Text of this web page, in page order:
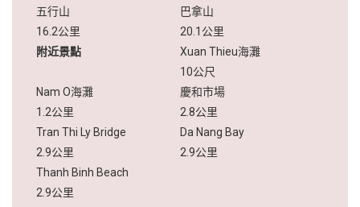
五行山
16.2公里
巴拿山
20.1公里
附近景點
Xuan Thieu海灘
10公尺
Nam O海灘
1.2公里
慶和市場
2.8公里
Tran Thi Ly Bridge
2.9公里
Da Nang Bay
2.9公里
Thanh Binh Beach
2.9公里